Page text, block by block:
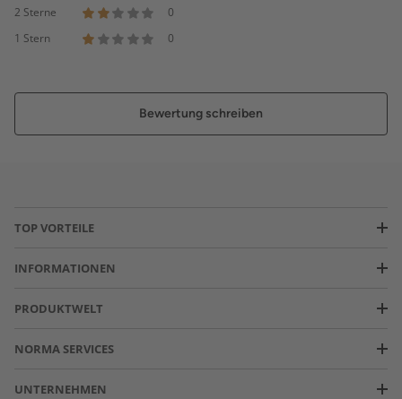
2 Sterne
0
1 Stern
0
Bewertung schreiben
TOP VORTEILE
INFORMATIONEN
PRODUKTWELT
NORMA SERVICES
UNTERNEHMEN